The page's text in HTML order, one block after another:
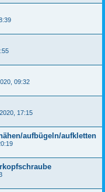
09:32
17:15
aufbügeln/aufkletten